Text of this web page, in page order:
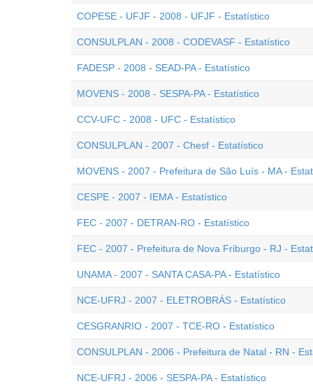
COPESE - UFJF - 2008 - UFJF - Estatístico
CONSULPLAN - 2008 - CODEVASF - Estatístico
FADESP - 2008 - SEAD-PA - Estatístico
MOVENS - 2008 - SESPA-PA - Estatístico
CCV-UFC - 2008 - UFC - Estatístico
CONSULPLAN - 2007 - Chesf - Estatístico
MOVENS - 2007 - Prefeitura de São Luís - MA -
CESPE - 2007 - IEMA - Estatístico
FEC - 2007 - DETRAN-RO - Estatístico
FEC - 2007 - Prefeitura de Nova Friburgo - RJ -
UNAMA - 2007 - SANTA CASA-PA - Estatístico
NCE-UFRJ - 2007 - ELETROBRÁS - Estatístico
CESGRANRIO - 2007 - TCE-RO - Estatístico
CONSULPLAN - 2006 - Prefeitura de Natal - RN -
NCE-UFRJ - 2006 - SESPA-PA - Estatístico